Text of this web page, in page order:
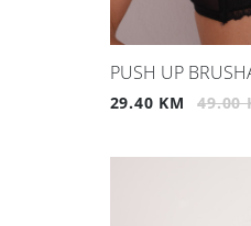
PUSH UP
29.40 KM 49.00